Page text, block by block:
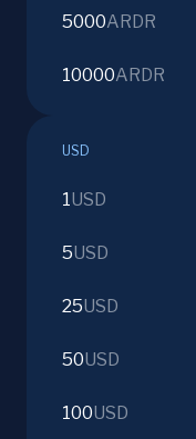
5000ARDR
10000ARDR
USD
1USD
5USD
25USD
50USD
100USD